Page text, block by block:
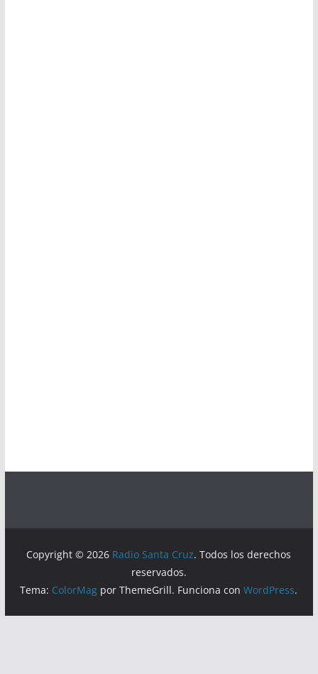
Copyright © 2026 Radio Santa Cruz. Todos los derechos
reservados.
Tema: ColorMag por ThemeGrill. Funciona conWordPress.